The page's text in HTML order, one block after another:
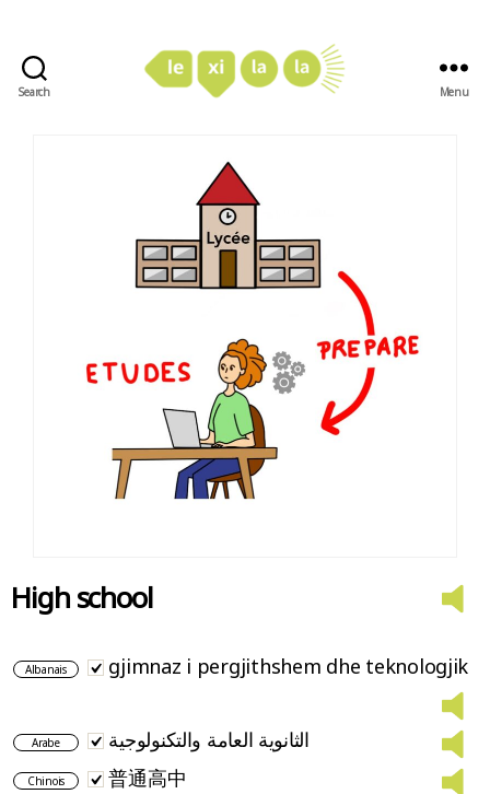
Search Menu
High school
Albanais gjimnaz i pergjithshem dhe teknologjik
Arabe الثانوية العامة والتكنولوجية
Chinois 普通高中